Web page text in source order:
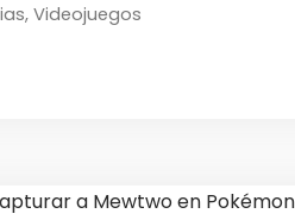
,Videojuegos